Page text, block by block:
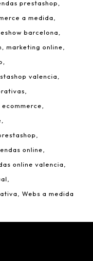
prestashop
a medida
eshow barcelona
marketing online
valencia
online
online valencia
Webs a medida